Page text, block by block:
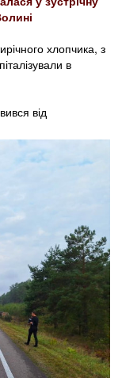
хлопчика, з
в
від